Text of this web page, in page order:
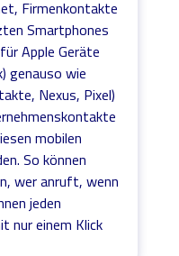
Firmenkontakte
Smartphones
Apple Geräte
genauso wie
Nexus, Pixel)
mobilen
So können
wer anruft, wenn
jeden
nur einem Klick